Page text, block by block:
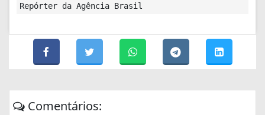
Repórter da Agência Brasil
Comentários: